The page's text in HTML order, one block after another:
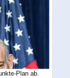
Plan ab.